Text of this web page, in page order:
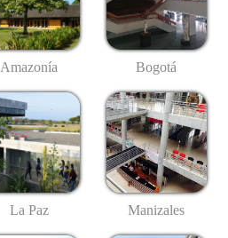
Amazonía Bogotá
La Paz Manizales